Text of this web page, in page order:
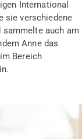
International
sie verschiedene
sammelte auch am
Anne das
Bereich